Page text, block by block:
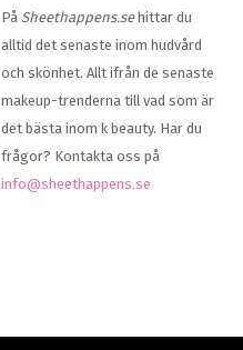
På Sheethappens.sehittar du
alltid det senaste inom hudvård
och skönhet. Allt ifrån de senaste
makeup-trenderna till vad som är
det bästa inom k beauty. Har du
frågor? Kontakta oss på
info@sheethappens.se